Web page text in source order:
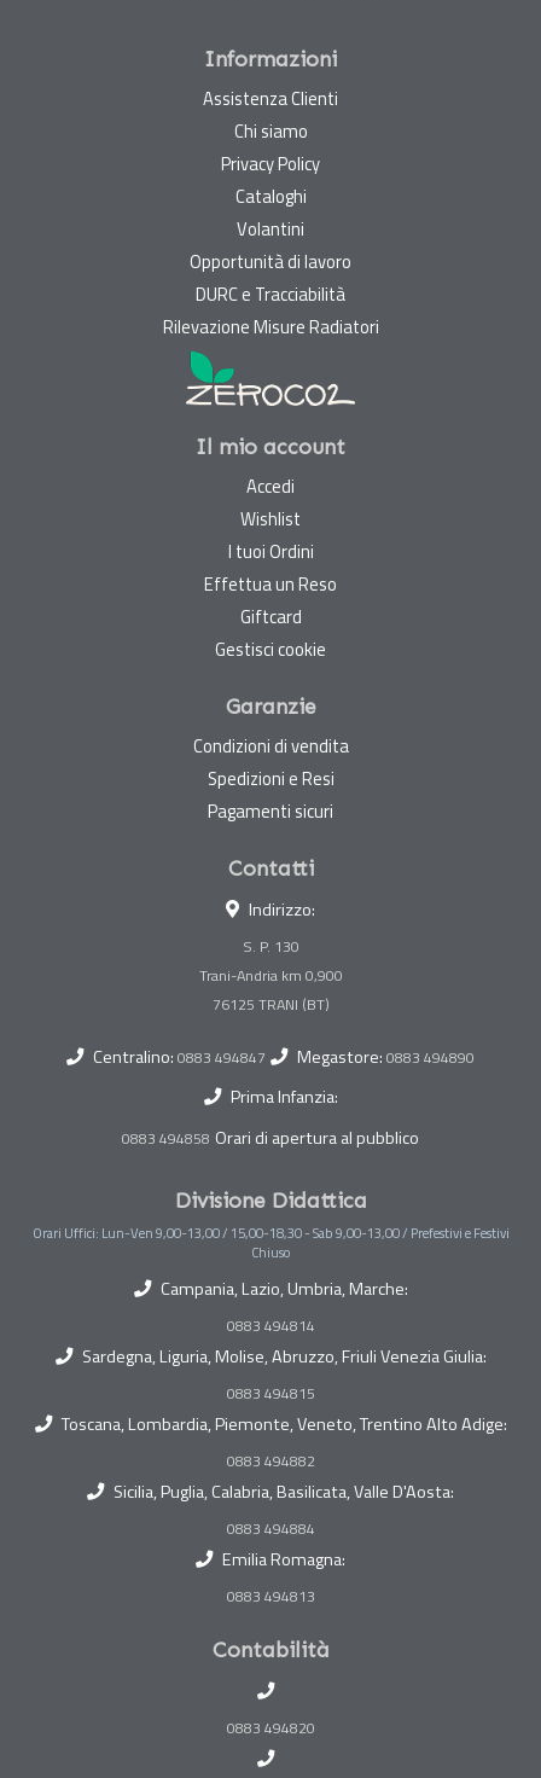
Informazioni
Assistenza Clienti
Chi siamo
Privacy Policy
Cataloghi
Volantini
Opportunità di lavoro
DURC e Tracciabilità
Rilevazione Misure Radiatori
Il mio account
Accedi
Wishlist
I tuoi Ordini
Effettua un Reso
Giftcard
Gestisci cookie
Garanzie
Condizioni di vendita
Spedizioni e Resi
Pagamenti sicuri
Contatti
Indirizzo:
S. P. 130
Trani-Andria km 0,900
Centralino: 0883 494847 Megastore: 0883 494890
Prima Infanzia:
0883 494858 Orari di apertura al pubblico
Divisione Didattica
Orari Uffici: Lun-Ven 9,00-13,00 / 15,00-18,30 - Sab 9,00-13,00 / Prefestivi e Festivi
Chiuso
Campania, Lazio, Umbria, Marche:
0883 494814
Sardegna, Liguria, Molise, Abruzzo, Friuli Venezia Giulia:
0883 494815
Toscana, Lombardia, Piemonte, Veneto, Trentino Alto Adige:
0883 494882
Sicilia, Puglia, Calabria, Basilicata, Valle D'Aosta:
0883 494884
Emilia Romagna:
0883 494813
Contabilità
0883 494820